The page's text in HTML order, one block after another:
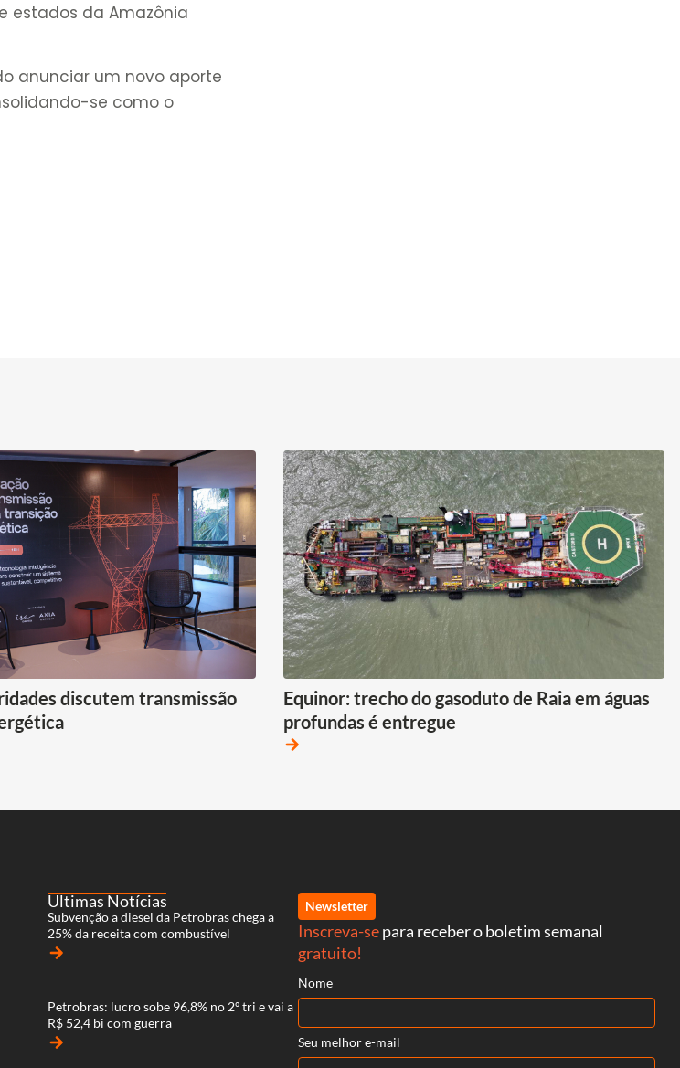
estados da Amazônia
anunciar um novo aporte
se como o
discutem transmissão
Equinor: trecho do gasoduto de Raia em águas
profundas é entregue
arrow_forward
Últimas Notícias
Subvenção a diesel da Petrobras chega a
25% da receita com combustível
arrow_forward
Petrobras: lucro sobe 96,8% no 2º tri e vai a
R$ 52,4 bi com guerra
arrow_forward
Newsletter
Inscreva-separa receber o boletim semanal
gratuito!
Nome
Seu melhor e-mail